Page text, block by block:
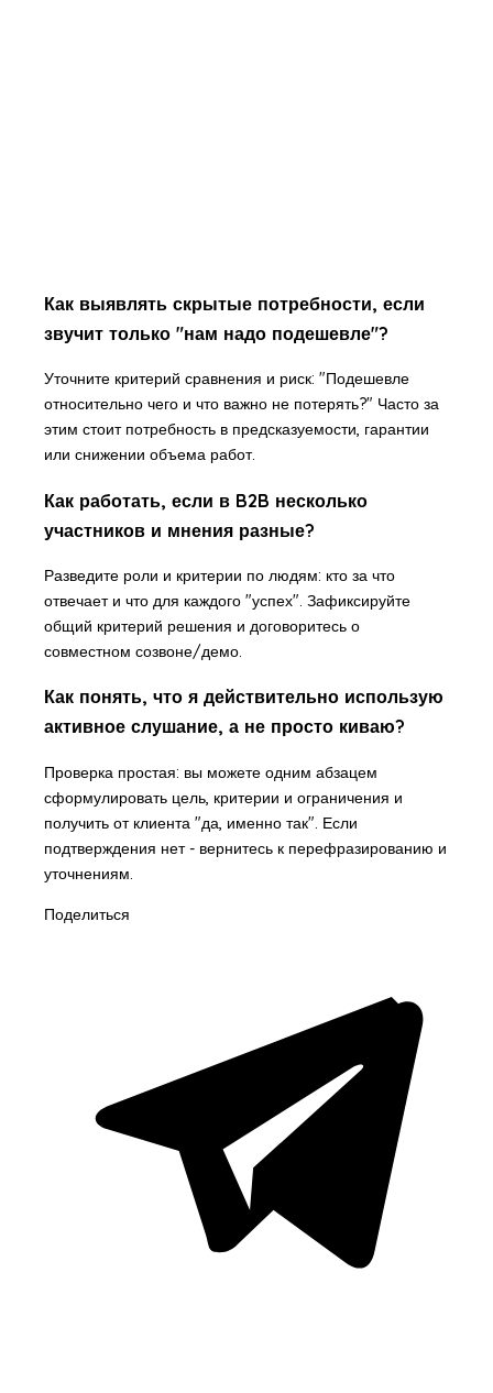
Как выявлять скрытые потребности, если
звучит только "нам надо подешевле"?
Уточните критерий сравнения и риск: "Подешевле
относительно чего и что важно не потерять?" Часто за
этим стоит потребность в предсказуемости, гарантии
или снижении объема работ.
Как работать, если в B2B несколько
участников и мнения разные?
Разведите роли и критерии по людям: кто за что
отвечает и что для каждого "успех". Зафиксируйте
общий критерий решения и договоритесь о
совместном созвоне/демо.
Как понять, что я действительно использую
активное слушание, а не просто киваю?
Проверка простая: вы можете одним абзацем
сформулировать цель, критерии и ограничения и
получить от клиента "да, именно так". Если
подтверждения нет - вернитесь к перефразированию и
уточнениям.
Поделиться